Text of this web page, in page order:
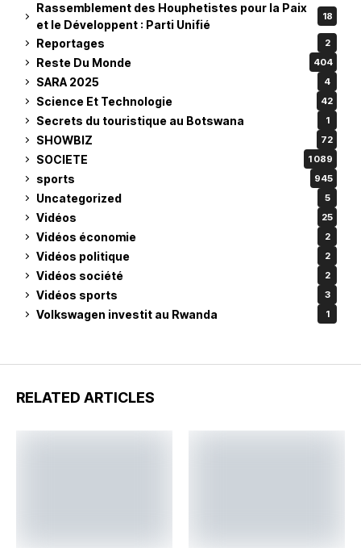
Rassemblement des Houphetistes pour la Paix
et le Développent : Parti Unifié
18
Reportages 2
Reste Du Monde 404
SARA 2025 4
Science Et Technologie 42
Secrets du touristique au Botswana 1
SHOWBIZ 72
SOCIETE 1 089
sports 945
Uncategorized 5
Vidéos 25
Vidéos économie 2
Vidéos politique 2
Vidéos société 2
Vidéos sports 3
Volkswagen investit au Rwanda 1
RELATED ARTICLES